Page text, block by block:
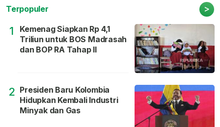
Terpopuler >
1
Kemenag Siapkan Rp 4,1
Triliun untuk BOS Madrasah
dan BOP RA Tahap II
2 Presiden Baru Kolombia
Hidupkan Kembali Industri
Minyak dan Gas